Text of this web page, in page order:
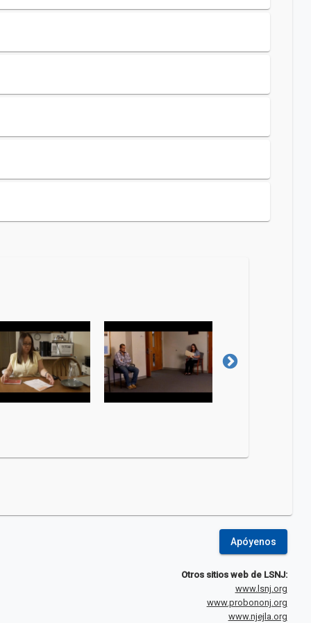
Apóyenos
Otros sitios web de LSNJ:
www.lsnj.org
www.probononj.org
www.njejla.org